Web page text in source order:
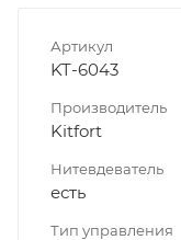
Артикул
KT-6043
Производитель
Kitfort
Нитевдеватель
есть
Тип управления